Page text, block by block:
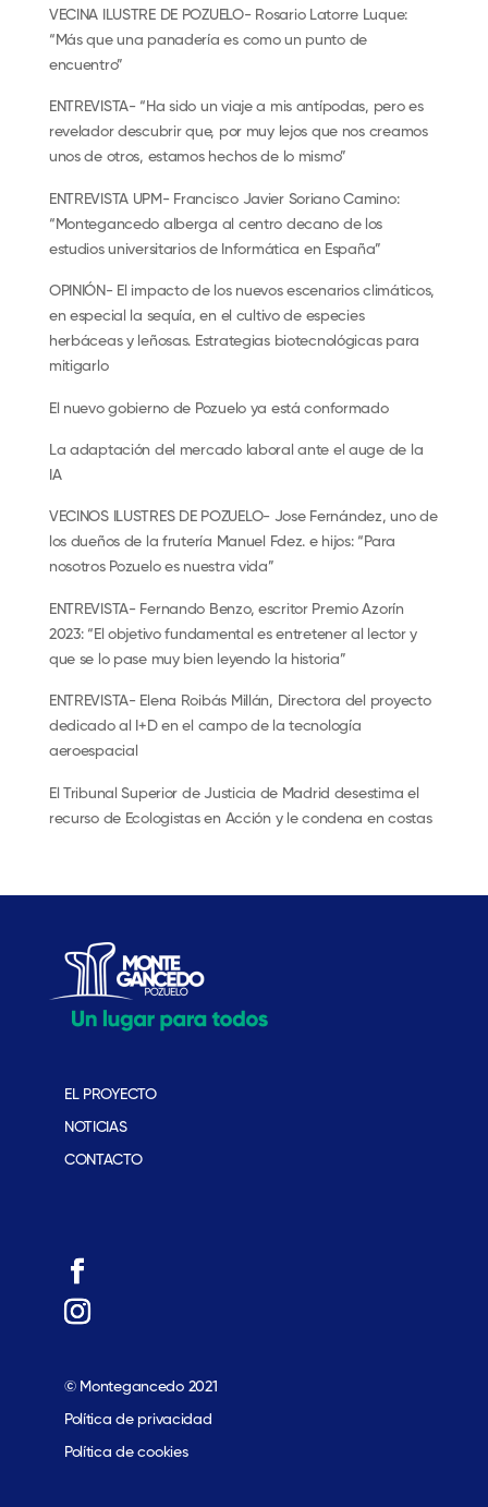
VECINA ILUSTRE DE POZUELO- Rosario Latorre Luque:
“Más que una panadería es como un punto de
encuentro”
ENTREVISTA- “Ha sido un viaje a mis antípodas, pero es
revelador descubrir que, por muy lejos que nos creamos
unos de otros, estamos hechos de lo mismo”
ENTREVISTA UPM- Francisco Javier Soriano Camino:
“Montegancedo alberga al centro decano de los
estudios universitarios de Informática en España”
OPINIÓN- El impacto de los nuevos escenarios climáticos,
en especial la sequía, en el cultivo de especies
herbáceas y leñosas. Estrategias biotecnológicas para
mitigarlo
El nuevo gobierno de Pozuelo ya está conformado
La adaptación del mercado laboral ante el auge de la
IA
VECINOS ILUSTRES DE POZUELO- Jose Fernández, uno de
los dueños de la frutería Manuel Fdez. e hijos: “Para
nosotros Pozuelo es nuestra vida”
ENTREVISTA- Fernando Benzo, escritor Premio Azorín
2023: “El objetivo fundamental es entretener al lector y
que se lo pase muy bien leyendo la historia”
ENTREVISTA- Elena Roibás Millán, Directora del proyecto
dedicado al I+D en el campo de la tecnología
aeroespacial
El Tribunal Superior de Justicia de Madrid desestima el
recurso de Ecologistas en Acción y le condena en costas
EL PROYECTO
NOTICIAS
CONTACTO
© Montegancedo 2021
Política de privacidad
Política de cookies